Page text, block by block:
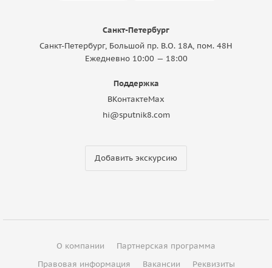
Санкт-Петербург
Санкт-Петербург, Большой пр. В.О. 18A, пом. 48Н
Ежедневно 10:00 — 18:00
Поддержка
ВКонтактеMax
hi@sputnik8.com
Добавить экскурсию
О компании
Партнерская программа
Правовая информация
Вакансии Реквизиты